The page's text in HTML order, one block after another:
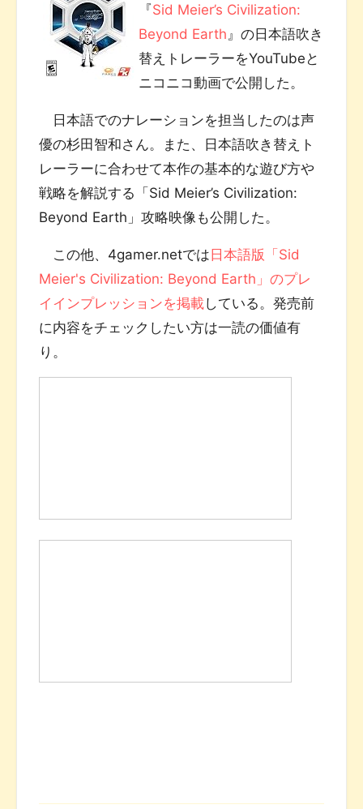
『Sid Meier’s Civilization:
Beyond Earth 』の日本語吹き
替えトレーラーをYouTubeと
ニコニコ動画で公開した。
日本語でのナレーションを担当したのは声
優の杉田智和さん。また、日本語吹き替えト
レーラーに合わせて本作の基本的な遊び方や
戦略を解説する「Sid Meier’s Civilization:
Beyond Earth」攻略映像も公開した。
この他、4gamer.netでは日本語版「Sid
Meier's Civilization: Beyond Earth」のプレ
イインプレッションを掲載 している。発売前
に内容をチェックしたい方は一読の価値有
り。